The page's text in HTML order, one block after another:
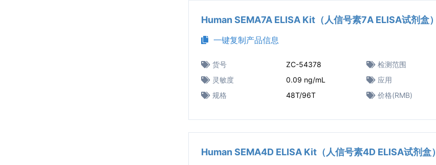
Human SEMA7A ELISA Kit（人信号素7A ELISA试剂盒）
一键复制产品信息
货号 ZC-54378 检测范围
灵敏度
0.09 ng/mL 应用
规格
48T/96T 价格(RMB)
Human SEMA4D ELISA Kit（人信号素4D ELISA试剂盒）